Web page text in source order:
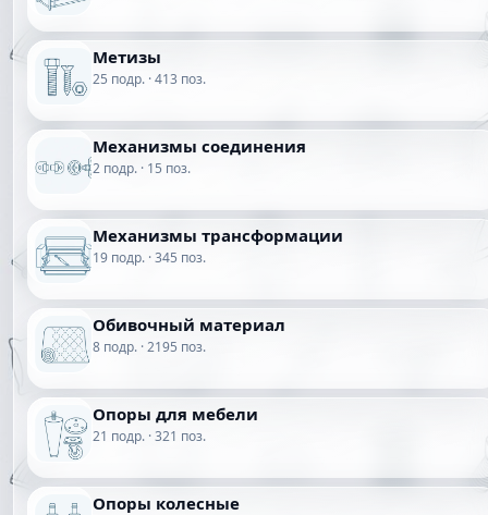
Метизы
25 подр. · 413 поз.
Механизмы соединения
2 подр. · 15 поз.
Механизмы трансформации
19 подр. · 345 поз.
Обивочный материал
8 подр. · 2195 поз.
Опоры для мебели
21 подр. · 321 поз.
Опоры колесные